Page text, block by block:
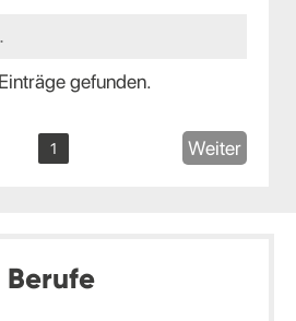
gefunden.
1 Weiter
Berufe